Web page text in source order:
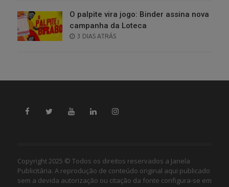
O palpite vira jogo: Binder assina nova
campanha da Loteca
POSTED
3 DIAS ATRÁS
Copyright 2025 © Todos os direitos reservados a Janela
Publicitária. A reprodução de conteúdo original aqui publicado
sem a devida autorização ou citação da fonte configura-se em